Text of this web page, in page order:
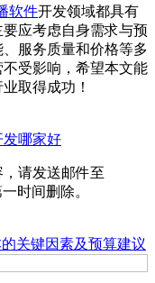
软件开发领域都具有
应考虑自身需求与预
服务质量和价格等多
受影响，希望本文能
取得成功！
发哪家好
请发送邮件至
时间删除。
关键因素及预算建议